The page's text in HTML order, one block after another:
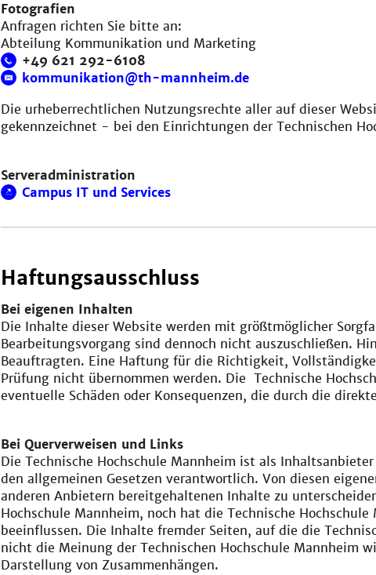
Fotografien
Anfragen richten Sie bitte an:
Abteilung Kommunikation und Marketing
+49 621 292-6108
kommunikation@th-mannheim.de
Die urheberrechtlichen Nutzungsrechte aller auf dieser
gekennzeichnet - bei den Einrichtungen der Technischen
Serveradministration
Campus IT und Services
Haftungsausschluss
Bei eigenen Inhalten
Die Inhalte dieser Website werden mit größtmöglicher
Bearbeitungsvorgang sind dennoch nicht auszuschließen.
Beauftragten. Eine Haftung für die Richtigkeit,
Prüfung nicht übernommen werden. Die Technische
eventuelle Schäden oder Konsequenzen, die durch die
Bei Querverweisen und Links
Die Technische Hochschule Mannheim ist als
den allgemeinen Gesetzen verantwortlich. Von diesen
anderen Anbietern bereitgehaltenen Inhalte zu
Hochschule Mannheim, noch hat die Technische
beeinflussen. Die Inhalte fremder Seiten, auf die die
nicht die Meinung der Technischen Hochschule Mannheim
Darstellung von Zusammenhängen.